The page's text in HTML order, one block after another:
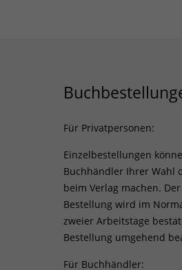
Für Privatpersonen:
Einzelbestellungen
Buchhändler Ihrer Wahl
beim Verlag machen.
Bestellung wird im
zweier Arbeitstage
Bestellung umgehend
Für Buchhändler: